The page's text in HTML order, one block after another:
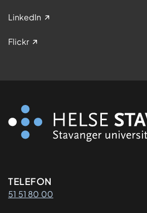
LinkedIn
Flickr
Kontaktinformasjon
TELEFON
51 51 80 00